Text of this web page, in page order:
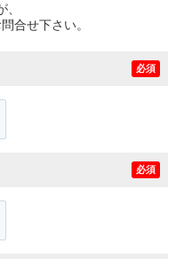
合せ下さい。
必須
必須